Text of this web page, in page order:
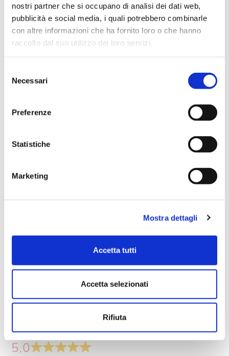
nostri partner che si occupano di analisi dei dati web,
pubblicità e social media, i quali potrebbero combinarle
con altre informazioni che ha fornito loro o che hanno
raccolto dal suo utilizzo dei loro servizi.
delNecessari
Preferenze
Statistiche
Marketing
Mostra dettagli
Accetta tutti
Accetta selezionati
Rifiuta
Recensioni su questo
5,0